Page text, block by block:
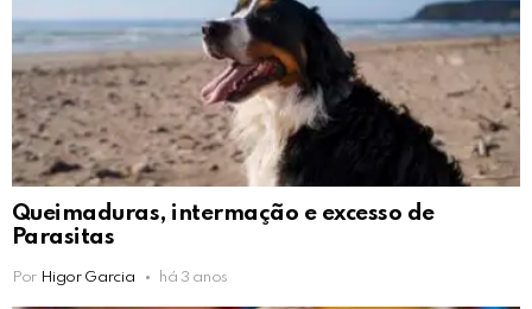
Queimaduras, intermação e excesso de
Parasitas
Por Higor Garcia há 3 anos